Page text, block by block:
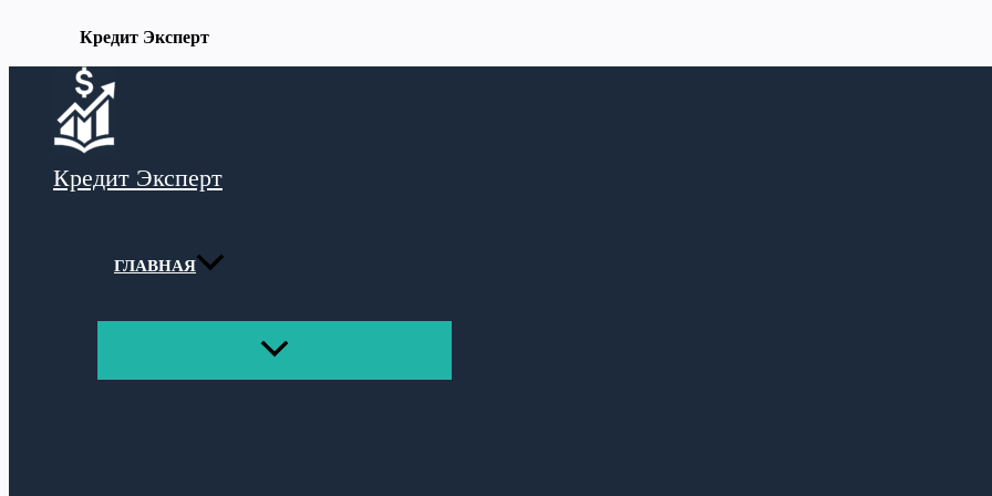
Кредит Эксперт
содержимому
Кредит Эксперт
ГЛАВНАЯ
ПЕРЕКЛЮЧАТЕЛЬ